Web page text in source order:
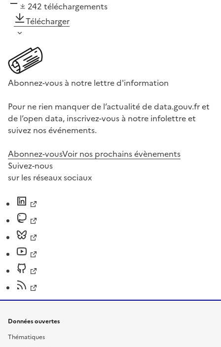
242 téléchargements
Télécharger
Abonnez-vous à notre lettre d'information
Pour ne rien manquer de l’actualité de data.gouv.fr et
de l’open data, inscrivez-vous à notre infolettre et
suivez nos événements.
Abonnez-vousVoir nos prochains évènements
Suivez-nous
sur les réseaux sociaux
Données ouvertes
Thématiques